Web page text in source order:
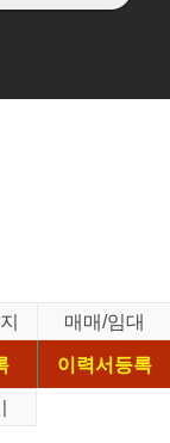
매매/임대
이력서등록